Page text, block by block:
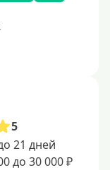
5
21 дней
до 30 000 ₽